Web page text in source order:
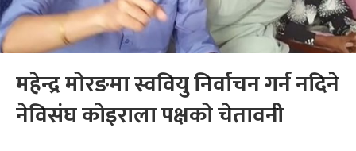
महेन्द्र मोरङमा स्ववियु निर्वाचन गर्न नदिने
नेविसंघ कोइराला पक्षको चेतावनी